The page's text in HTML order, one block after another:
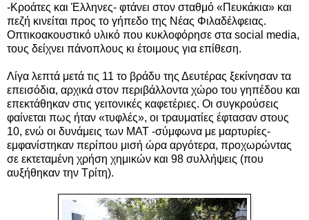
-Κροάτες και Έλληνες- φτάνει στον σταθμό «Πευκάκια» και
πεζή κινείται προς το γήπεδο της Νέας Φιλαδέλφειας.
Οπτικοακουστικό υλικό που κυκλοφόρησε στα social media,
τους δείχνει πάνοπλους κι έτοιμους για επίθεση.
Λίγα λεπτά μετά τις 11 το βράδυ της Δευτέρας ξεκίνησαν τα
επεισόδια, αρχικά στον περιβάλλοντα χώρο του γηπέδου και
επεκτάθηκαν στις γειτονικές καφετέριες. Οι συγκρούσεις
φαίνεται πως ήταν «τυφλές», οι τραυματίες έφτασαν στους
10, ενώ οι δυνάμεις των ΜΑΤ -σύμφωνα με μαρτυρίες-
εμφανίστηκαν περίπου μισή ώρα αργότερα, προχωρώντας
σε εκτεταμένη χρήση χημικών και 98 συλλήψεις (που
αυξήθηκαν την Τρίτη).